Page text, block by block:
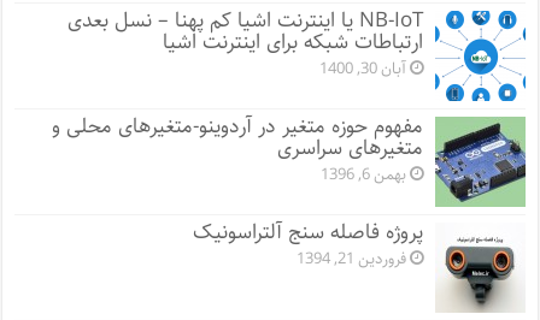
NB-IoT یا اینترنت اشیا کم پهنا – نسل بعدی
ارتباطات شبکه برای اینترنت اشیا
آبان 30, 1400
مفهوم حوزه متغیر در آردوینو-متغیرهای محلی و
متغیرهای سراسری
بهمن 6, 1396
پروژه فاصله سنج آلتراسونیک
فروردین 21, 1394